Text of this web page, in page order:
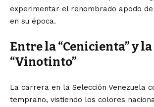
experimentar el renombrado apodo de
en su época.
Entre la “Cenicienta” y la
“Vinotinto”
La carrera en la Selección Venezuela
temprano, vistiendo los colores